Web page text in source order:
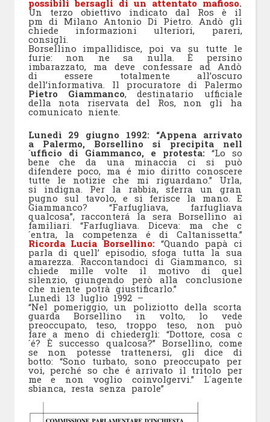
possibili bersagli di un attentato mafioso.
Un terzo obiettivo indicato dal Ros è il
pm di Milano Antonio Di Pietro. Andò gli
chiede informazioni ulteriori, pareri,
consigli.
Borsellino impallidisce, poi va su tutte le
furie: non ne sa nulla. È persino
imbarazzato, ma deve confessare ad Andò
di essere totalmente all’oscuro
dell’informativa. Il procuratore di Palermo
Pietro Giammanco, destinatario ufficiale
della nota riservata del Ros, non gli ha
comunicato niente.
Lunedì 29 giugno 1992: “Appena arrivato
a Palermo, Borsellino si precipita nell
´ufficio di Giammanco, e protesta:“Lo so
bene che da una minaccia ci si può
difendere poco, ma é mio diritto conoscere
tutte le notizie che mi riguardano.” Urla,
si indigna. Per la rabbia, sferra un gran
pugno sul tavolo, e si ferisce la mano. E
Giammanco? “Farfugliava, farfugliava
qualcosa”, racconterá la sera Borsellino ai
familiari. “Farfugliava. Diceva: ma che c
´entra, la competenza é di Caltanissetta.”
Ricorda Lucia Borsellino: “Quando papà ci
parla di quell’ episodio, sfoga tutta la sua
amarezza. Raccontandoci di Giammanco, si
chiede mille volte il motivo di quel
silenzio, giungendo però alla conclusione
che niente potrà giustificarlo.”
Lunedì 13 luglio 1992 –
“Nel pomeriggio, un poliziotto della scorta
guarda Borsellino in volto, lo vede
preoccupato, teso, troppo teso, non può
fare a meno di chiedergli: “Dottore, cosa c
´é? È successo qualcosa?” Borsellino, come
se non potesse trattenersi, gli dice di
botto: “Sono turbato, sono preoccupato per
voi, perché so che é arrivato il tritolo per
me e non voglio coinvolgervi.” L´agente
sbianca, resta senza parole”